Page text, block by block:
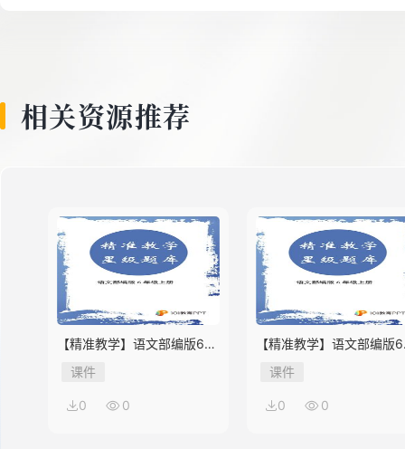
相关资源推荐
【精准教学】语文部编版6年
级上册第2单元★★★★题库
课件
0 0
【精准教学】语文部编版
级上册第1单元★★★题库
课件
0 0